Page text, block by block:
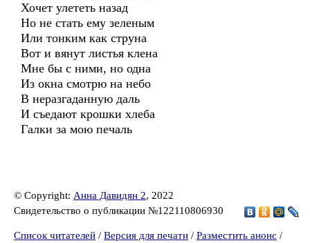
Хочет улететь назад
Но не стать ему зеленым
Или тонким как струна
Вот и вянут листья клена
Мне бы с ними, но одна
Из окна смотрю на небо
В неразгаданную даль
И съедают крошки хлеба
Галки за мою печаль
© Copyright: Анна Давидян 2, 2022
Свидетельство о публикации №122110806930
Список читателей / Версия для печати / Разместить анонс /